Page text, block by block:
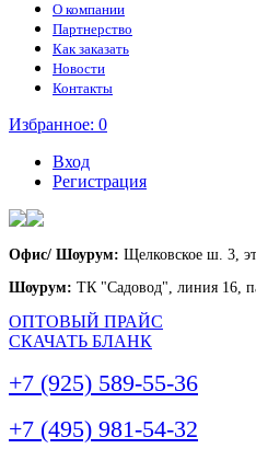
О компании
Партнерство
Как заказать
Новости
Контакты
Избранное: 0
Вход
Регистрация
Офис/ Шоурум: Щелковское ш. 3,
Шоурум: ТК "Садовод", линия 16,
ОПТОВЫЙ ПРАЙС
СКАЧАТЬ БЛАНК
+7 (925) 589-55-36
+7 (495) 981-54-32